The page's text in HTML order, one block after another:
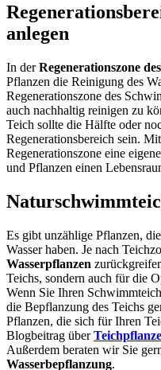
anlegen
In derRegenerationszone
Pflanzen die Reinigung des
Regenerationszone des
auch nachhaltig reinigen zu
Teich sollte die Hälfte oder
Regenerationsbereich sein.
Regenerationszone eine
und Pflanzen einen
Es gibt unzählige Pflanzen,
Wasser haben. Je nach
Wasserpflanzen
Teichs, sondern auch für die
Wenn Sie Ihren
die Bepflanzung des Teichs
Pflanzen, die sich für Ihren
Blogbeitrag über
Außerdem beraten wir Sie
Wasserbepflanzung.